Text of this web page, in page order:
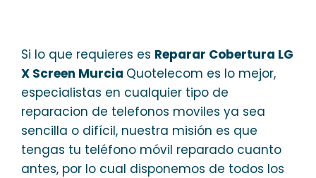
Si lo que requieres es Reparar Cobertura LG
X Screen Murcia Quotelecom es lo mejor,
especialistas en cualquier tipo de
reparacion de telefonos moviles ya sea
sencilla o difícil, nuestra misión es que
tengas tu teléfono móvil reparado cuanto
antes, por lo cual disponemos de todos los